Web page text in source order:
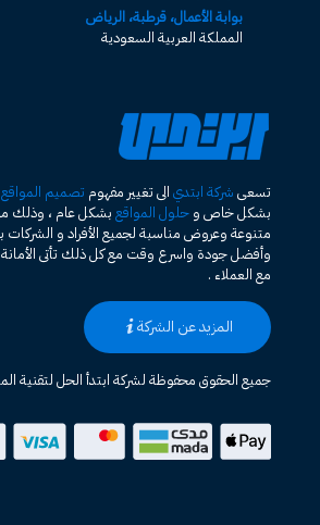
بوابة الأعمال، قرطبة، الرياض
المملكة العربية السعودية
تسعى شركة ابتدي الى تغيير مفهوم تصميم المواقع
بشكل خاص و حلول المواقع بشكل عام ، وذلك
متنوعة وعروض مناسبة لجميع الأفراد و الشركات
وأفضل جودة واسرع وقت مع كل ذلك تأتى
مع العملاء .
المزيد عن الشركة
جميع الحقوق محفوظة لشركة ابتدأ الحل لتقنية